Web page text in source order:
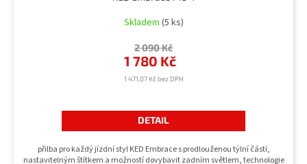
Skladem (5 ks)
1 471,07 Kč bez DPH
1 780 Kč
2 090 Kč
DETAIL
přilba pro každý jízdní styl KED Embrace s prodlouženou týlní částí,
nastavitelným štítkem a možností dovybavit zadním světlem, technologie